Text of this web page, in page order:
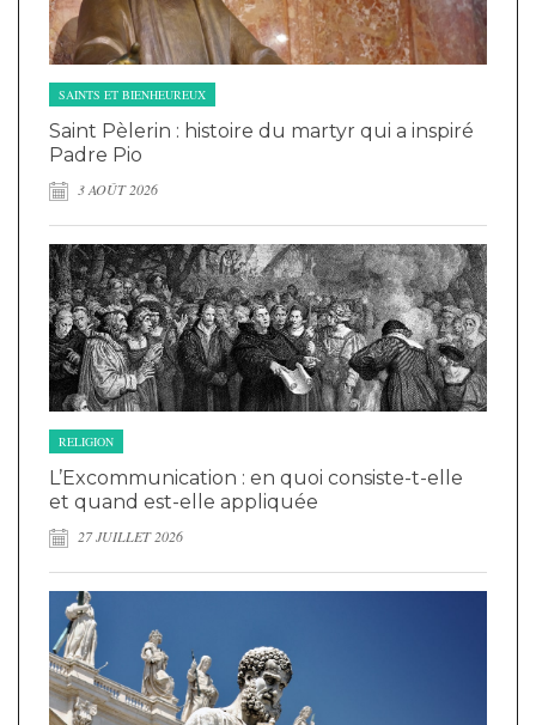
SAINTS ET BIENHEUREUX
Saint Pèlerin : histoire du martyr qui a inspiré
Padre Pio
3 AOÛT 2026
RELIGION
L’Excommunication : en quoi consiste-t-elle
et quand est-elle appliquée
27 JUILLET 2026